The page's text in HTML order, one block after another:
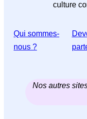
culture
Qui sommes-
nous ?
Nos autres